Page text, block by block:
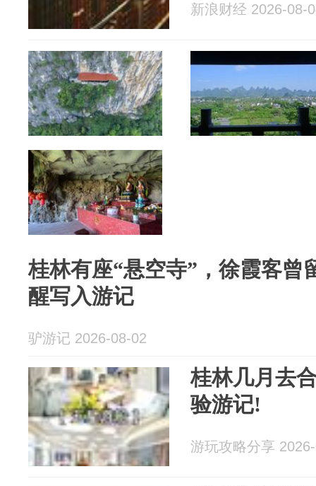
新浪财经 2026-08-
桂林有座“悬空寺”，徐霞客曾
醒写入游记
驴游记 2026-08-02
桂林几月去
验游记!
游玩攻略分享